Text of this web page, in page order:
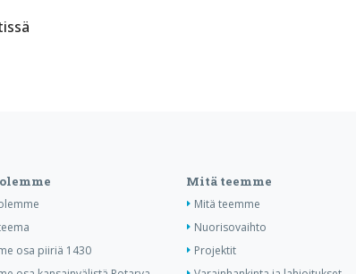
osa piiriä 1430
Mitä teemme
Mitä teemme
Nuorisovaihto
Projektit